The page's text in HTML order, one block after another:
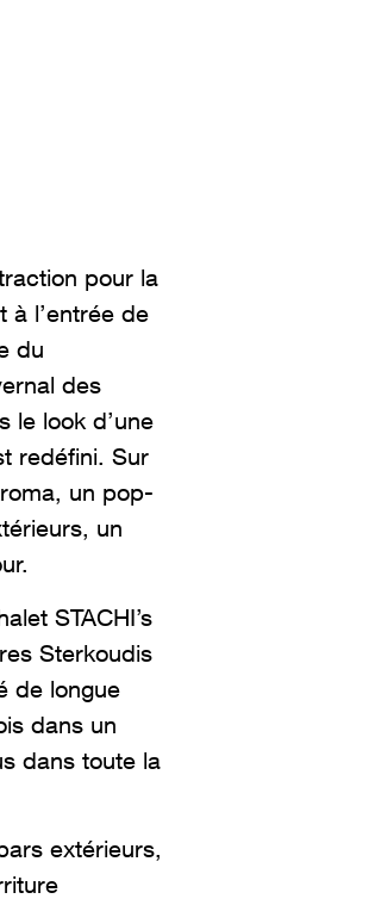
pour la
à l’entrée de
du
des
le look d’une
redéfini. Sur
un pop-
un
STACHI’s
Sterkoudis
de longue
dans un
dans toute la
extérieurs,